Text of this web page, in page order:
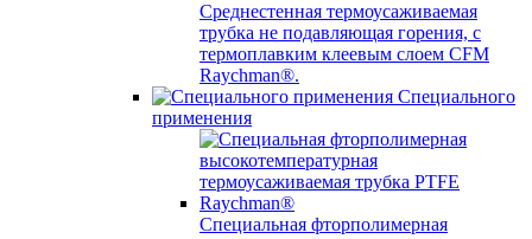
Среднестенная термоусаживаемая
трубка не подавляющая горения, с
термоплавким клеевым слоем CFM
Raychman®.
Специального
применения
Специальная фторполимерная